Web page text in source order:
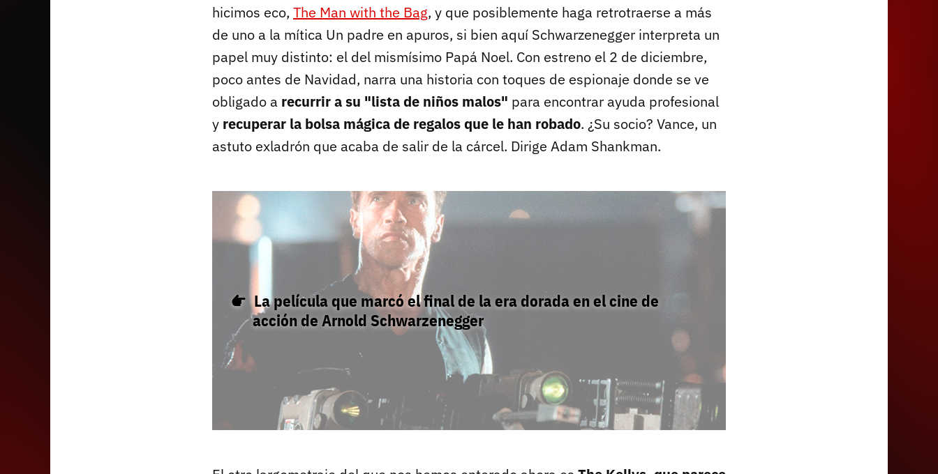
hicimos eco, The Man with the Bag, y que posiblemente haga retrotraerse a más
de uno a la mítica Un padre en apuros, si bien aquí Schwarzenegger interpreta un
papel muy distinto: el del mismísimo Papá Noel. Con estreno el 2 de diciembre,
poco antes de Navidad, narra una historia con toques de espionaje donde se ve
obligado a recurrir a su "lista de niños malos" para encontrar ayuda profesional
y recuperar la bolsa mágica de regalos que le han robado. ¿Su socio? Vance, un
astuto exladrón que acaba de salir de la cárcel. Dirige Adam Shankman.
La película que marcó el final de la era dorada en el cine de
acción de Arnold Schwarzenegger